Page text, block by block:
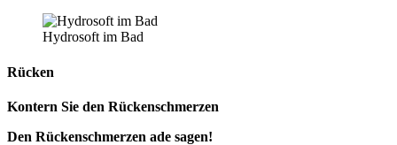
Hydrosoft im Bad
Rücken
Kontern Sie den Rückenschmerzen
Den Rückenschmerzen ade sagen!